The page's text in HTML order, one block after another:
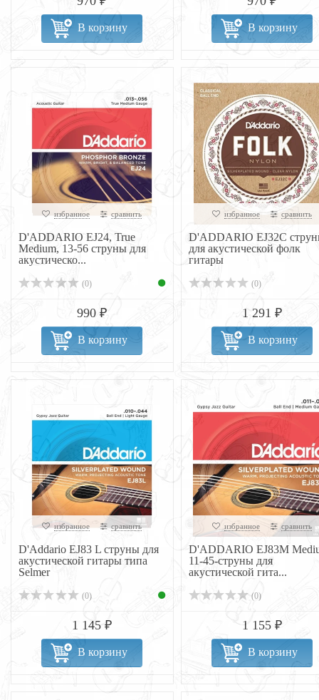
В корзину В корзину
избранное сравнить
D'ADDARIO EJ24, True
Medium, 13-56 струны для
акустическо...
(0)
990 ₽
В корзину
избранное сравнить
D'ADDARIO EJ32C
для акустической фолк
гитары
(0)
1 291 ₽
В корзину
избранное сравнить
D'Addario EJ83 L струны для
акустической гитары типа
Selmer
(0)
1 145 ₽
В корзину
избранное сравнить
D'ADDARIO EJ83M
11-45-струны для
акустической гита...
(0)
1 155 ₽
В корзину